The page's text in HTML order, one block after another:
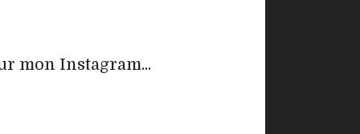
mon Instagram...